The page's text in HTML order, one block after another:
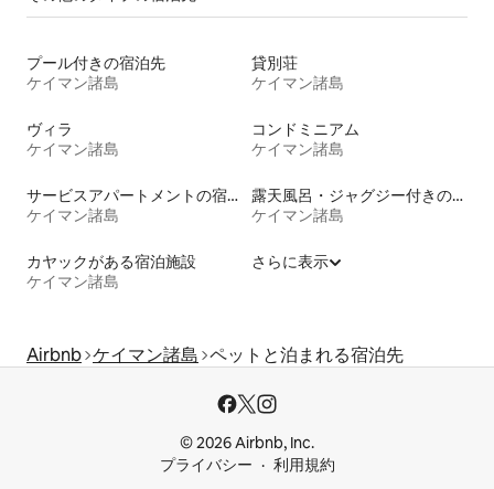
プール付きの宿泊先
ケイマン諸島
貸別荘
ケイマン諸島
ヴィラ
ケイマン諸島
コンドミニアム
ケイマン諸島
サービスアパートメントの宿泊施設
ケイマン諸島
露天風呂・ジャグジー付きの宿泊施設
ケイマン諸島
カヤックがある宿泊施設
ケイマン諸島
さらに表示
Airbnb ケイマン諸島 ペットと泊まれる宿泊先
© 2026 Airbnb, Inc.
プライバシー
利用規約